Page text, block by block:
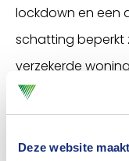
Deze website
lockdown en een
schatting beperkt
verzekerde
om op regionaal
gemeente of